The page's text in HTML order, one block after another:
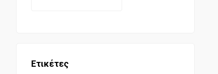
Ετικέτες